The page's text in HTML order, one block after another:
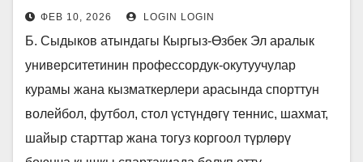
ФЕВ 10, 2026 LOGIN LOGIN
Б. Сыдыков атындагы Кыргыз-Өзбек Эл аралык
университетинин профессордук-окутуучулар
курамы жана кызматкерлери арасында спорттун
волейбол, футбол, стол үстүндөгү теннис, шахмат,
шайыр старттар жана тогуз коргоол түрлөрү